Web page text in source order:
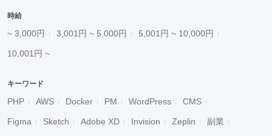
時給
~ 3,000円 3,001円 ~ 5,000円 5,001円 ~ 10,000円
10,001円 ~
キーワード
PHP AWS Docker PM WordPress CMS
Figma Sketch Adobe XD Invision Zeplin 副業